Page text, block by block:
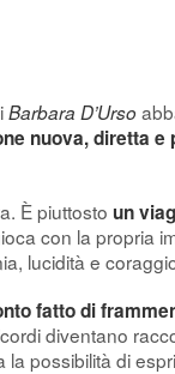
Barbara D’Urso
nuova, diretta e
È piuttosto un
con la propria
lucidità e
fatto di
diventano
possibilità di